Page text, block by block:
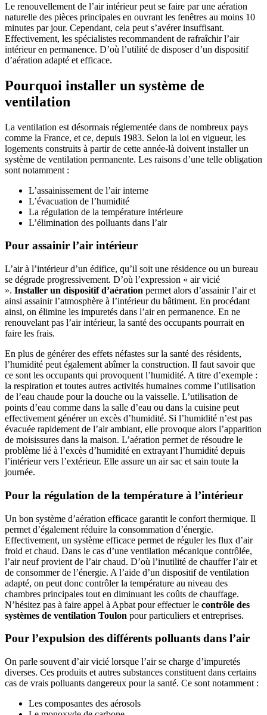
Le renouvellement de l’air intérieur peut se faire par une aération
naturelle des pièces principales en ouvrant les fenêtres au moins 10
minutes par jour. Cependant, cela peut s’avérer insuffisant.
Effectivement, les spécialistes recommandent de rafraîchir l’air
intérieur en permanence. D’où l’utilité de disposer d’un dispositif
d’aération adapté et efficace.
Pourquoi installer un système de
ventilation
La ventilation est désormais réglementée dans de nombreux pays
comme la France, et ce, depuis 1983. Selon la loi en vigueur, les
logements construits à partir de cette année-là doivent installer un
système de ventilation permanente. Les raisons d’une telle obligation
sont notamment :
L’assainissement de l’air interne
L’évacuation de l’humidité
La régulation de la température intérieure
L’élimination des polluants dans l’air
Pour assainir l’air intérieur
L’air à l’intérieur d’un édifice, qu’il soit une résidence ou un bureau
se dégrade progressivement. D’où l’expression « air vicié
». Installer un dispositif d’aération permet alors d’assainir l’air et
ainsi assainir l’atmosphère à l’intérieur du bâtiment. En procédant
ainsi, on élimine les impuretés dans l’air en permanence. En ne
renouvelant pas l’air intérieur, la santé des occupants pourrait en
faire les frais.
En plus de générer des effets néfastes sur la santé des résidents,
l’humidité peut également abîmer la construction. Il faut savoir que
ce sont les occupants qui provoquent l’humidité. A titre d’exemple :
la respiration et toutes autres activités humaines comme l’utilisation
de l’eau chaude pour la douche ou la vaisselle. L’utilisation de
points d’eau comme dans la salle d’eau ou dans la cuisine peut
effectivement générer un excès d’humidité. Si l’humidité n’est pas
évacuée rapidement de l’air ambiant, elle provoque alors l’apparition
de moisissures dans la maison. L’aération permet de résoudre le
problème lié à l’excès d’humidité en extrayant l’humidité depuis
l’intérieur vers l’extérieur. Elle assure un air sac et sain toute la
journée.
Pour la régulation de la température à l’intérieur
Un bon système d’aération efficace garantit le confort thermique. Il
permet d’également réduire la consommation d’énergie.
Effectivement, un système efficace permet de réguler les flux d’air
froid et chaud. Dans le cas d’une ventilation mécanique contrôlée,
l’air neuf provient de l’air chaud. D’où l’inutilité de chauffer l’air et
de consommer de l’énergie. A l’aide d’un dispositif de ventilation
adapté, on peut donc contrôler la température au niveau des
chambres principales tout en diminuant les coûts de chauffage.
N’hésitez pas à faire appel à Apbat pour effectuer le contrôle des
systèmes de ventilation Toulon pour particuliers et entreprises.
Pour l’expulsion des différents polluants dans l’air
On parle souvent d’air vicié lorsque l’air se charge d’impuretés
diverses. Ces produits et autres substances constituent dans certains
cas de vrais polluants dangereux pour la santé. Ce sont notamment :
Les composantes des aérosols